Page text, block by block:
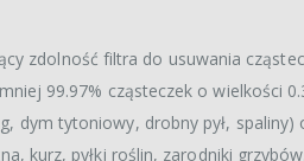
zdolność filtra do usuwania
99.97% cząsteczek o wielkości
dym tytoniowy, drobny pył, spaliny)
kurz, pyłki roślin, zarodniki